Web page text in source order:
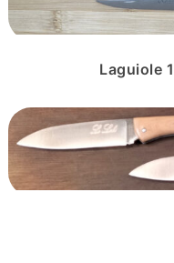
Laguiole